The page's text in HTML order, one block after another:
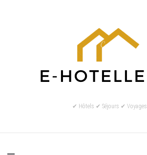
✔ Hôtels ✔ Séjours ✔ Voyages